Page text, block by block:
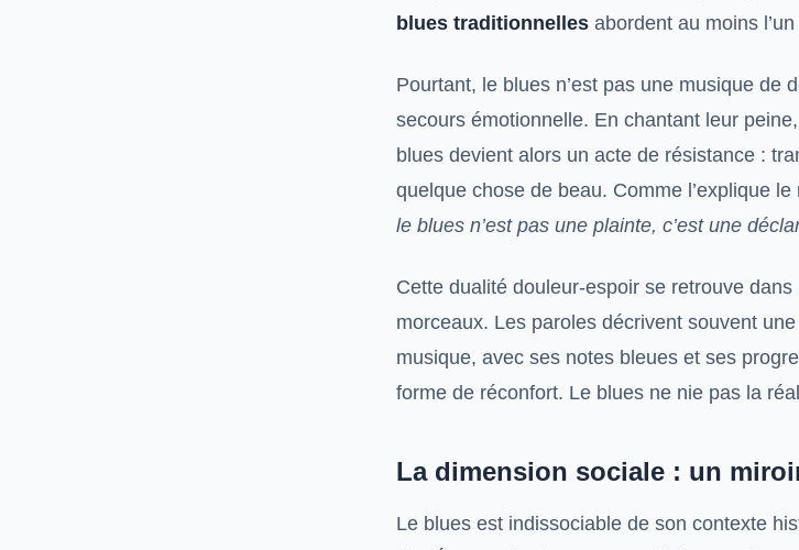
blues traditionnelles abordent au moins
Pourtant, le blues n’est pas une musique de
secours émotionnelle. En chantant leur
blues devient alors un acte de résistance :
quelque chose de beau. Comme l’explique
le blues n’est pas une plainte, c’est une
Cette dualité douleur-espoir se retrouve
morceaux. Les paroles décrivent souvent
musique, avec ses notes bleues et ses
forme de réconfort. Le blues ne nie pas la
La dimension sociale : un
Le blues est indissociable de son contexte